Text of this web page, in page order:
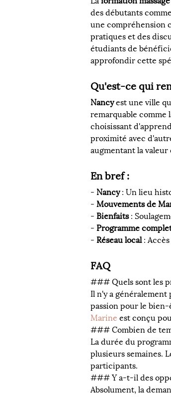
des débutants
une compréhension
pratiques et des
étudiants de
approfondir cette
Qu'est-ce qui
Nancy est une ville
remarquable comme
choisissant
proximité avec
augmentant la
En bref :
- Nancy : Un lieu
- Mouvements de
- Bienfaits :
- Programme
- Réseau local : Accès
FAQ
### Quels sont les
Il n'y a
passion pour le
Marine est conçu
### Combien de
La durée du
plusieurs semaines.
participants.
### Y a-t-il des
Absolument, la